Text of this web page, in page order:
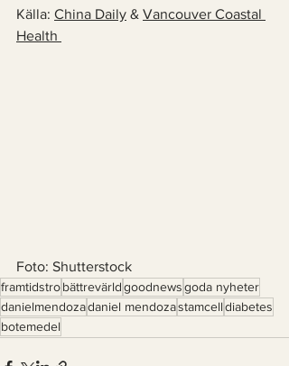
Källa: China Daily & Vancouver Coastal
Health
Foto: Shutterstock
framtidstrobättrevärldgoodnewsgoda nyheter
danielmendozadaniel mendozastamcelldiabetes
botemedel